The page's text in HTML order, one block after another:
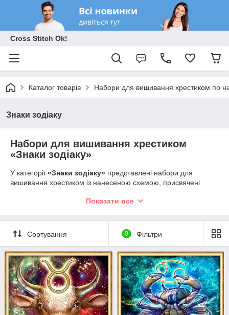
Cross Stitch Ok!
Каталог товарів Набори для вишивання хрестиком по
Знаки зодіаку
Набори для вишивання хрестиком
«Знаки зодіаку»
У категорії «Знаки зодіаку» представлені набори для
вишивання хрестиком із нанесеною схемою, присвячені
композиції із символами Овна, Тельця, Близнюків, Рака,
та Риб.
Такі сюжети поєднують декоративність, символізм і
оригінальний дизайн. Вишиті картини стануть чудовою
прикрасою інтер'єру або пам'ятним подарунком для людей,
які цікавляться астрологічною символікою, мистецтвом і
творчістю.
Більшість наборів виконані на канві з нанесеним малюнком,
що робить процес вишивання комфортним і дозволяє
зосередитися на створенні красивої роботи.
Показати все
Сортування 0 Фільтри